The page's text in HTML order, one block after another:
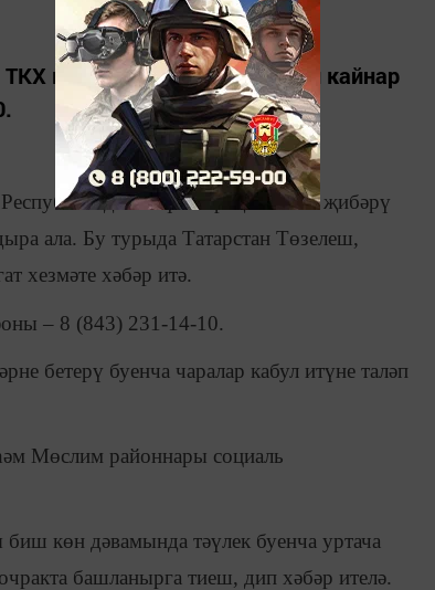
ТКХ министрлыгы оештырган кайнар
яшәүчеләр җылылык җибәрү
ала. Бу турыда Татарстан Төзелеш,
хезмәте хәбәр итә.
– 8 (843) 231-14-10.
бетерү буенча чаралар кабул итүне таләп
Мөслим районнары социаль
көн дәвамында тәүлек буенча уртача
башланырга тиеш, дип хәбәр ителә.